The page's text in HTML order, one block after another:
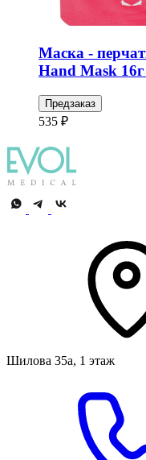
Маска -
Hand Mask
Предзаказ
535 ₽
Шилова 35а, 1 этаж